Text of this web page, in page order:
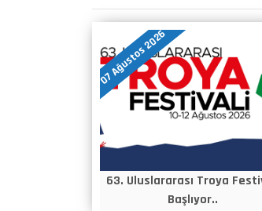
07 Ağustos 2026
63. Uluslararası Troya
Başlıyor..
Duyurular